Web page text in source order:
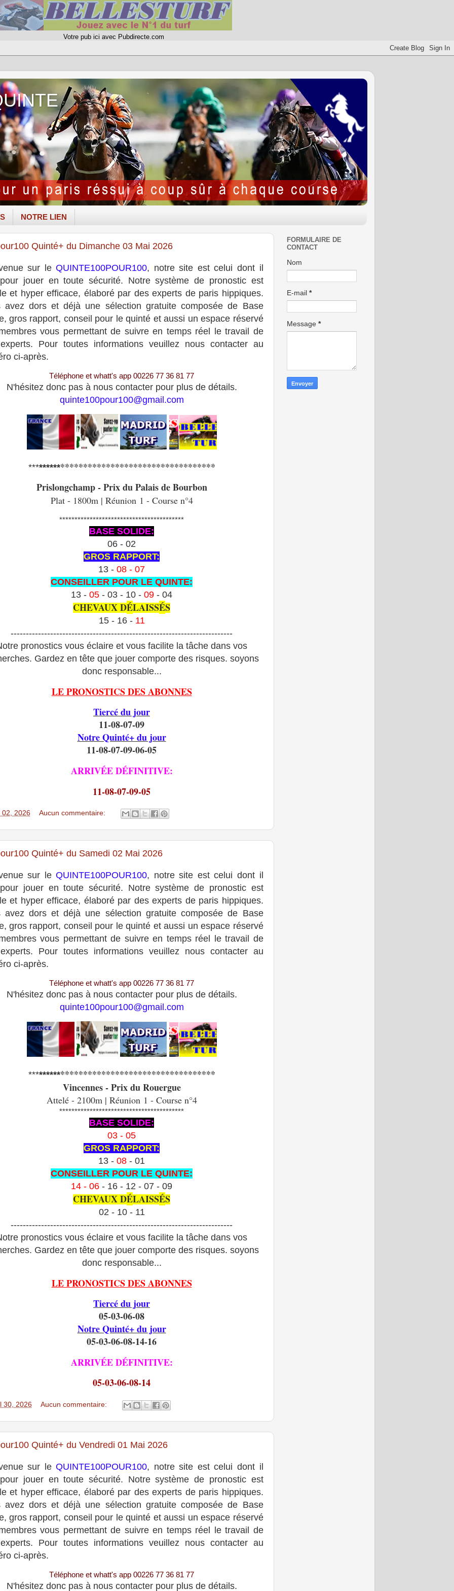
Votre pub ici avec Pubdirecte.com
NOTRE LIEN
Quinté+ du Dimanche 03 Mai 2026
sur leQUINTE100POUR100, notre site est celui dont il
jouer en toute sécurité. Notre système de pronostic est
et hyper efficace, élaboré par des experts de paris hippiques.
avez dors et déjà une sélection gratuite composée de Base
gros rapport, conseil pour le quinté et aussi un espace réservé
vous permettant de suivre en temps réel le travail de
Pour toutes informations veuillez nous contacter au
ci-après.
Téléphone et whatt's app 00226 77 36 81 77
N'hésitez donc pas à nous contacter pour plus de détails.
quinte100pour100@gmail.com
*******************************************
Prislongchamp - Prix du Palais de Bourbon
Plat - 1800m | Réunion 1 - Course n°4
*****************************************
BASE SOLIDE:
06 - 02
GROS RAPPORT:
13 - 08 - 07
CONSEILLER POUR LE QUINTE:
13 - 05 - 03 - 10 - 09 - 04
CHEVAUX DÉLAISSÉS
15 - 16 - 11
-------------------------------------------------------------------------
pronostics vous éclaire et vous facilite la tâche dans vos
Gardez en tête que jouer comporte des risques. soyons
donc responsable...
LE PRONOSTICS DES ABONNES
Tiercé du jour
11-08-07-09
Notre Quinté+ du jour
11-08-07-09-06-05
ARRIVÉE DÉFINITIVE:
11-08-07-09-05
02, 2026 Aucun commentaire:
Quinté+ du Samedi 02 Mai 2026
sur leQUINTE100POUR100, notre site est celui dont il
jouer en toute sécurité. Notre système de pronostic est
et hyper efficace, élaboré par des experts de paris hippiques.
avez dors et déjà une sélection gratuite composée de Base
gros rapport, conseil pour le quinté et aussi un espace réservé
vous permettant de suivre en temps réel le travail de
Pour toutes informations veuillez nous contacter au
ci-après.
Téléphone et whatt's app 00226 77 36 81 77
N'hésitez donc pas à nous contacter pour plus de détails.
quinte100pour100@gmail.com
*******************************************
Vincennes - Prix du Rouergue
Attelé - 2100m | Réunion 1 - Course n°4
*****************************************
BASE SOLIDE:
03 - 05
GROS RAPPORT:
13 - 08 - 01
CONSEILLER POUR LE QUINTE:
14 - 06 - 16 - 12 - 07 - 09
CHEVAUX DÉLAISSÉS
02 - 10 - 11
-------------------------------------------------------------------------
pronostics vous éclaire et vous facilite la tâche dans vos
Gardez en tête que jouer comporte des risques. soyons
donc responsable...
LE PRONOSTICS DES ABONNES
Tiercé du jour
05-03-06-08
Notre Quinté+ du jour
05-03-06-08-14-16
ARRIVÉE DÉFINITIVE:
05-03-06-08-14
30, 2026 Aucun commentaire:
Quinté+ du Vendredi 01 Mai 2026
sur leQUINTE100POUR100, notre site est celui dont il
jouer en toute sécurité. Notre système de pronostic est
et hyper efficace, élaboré par des experts de paris hippiques.
avez dors et déjà une sélection gratuite composée de Base
gros rapport, conseil pour le quinté et aussi un espace réservé
vous permettant de suivre en temps réel le travail de
Pour toutes informations veuillez nous contacter au
ci-après.
Téléphone et whatt's app 00226 77 36 81 77
N'hésitez donc pas à nous contacter pour plus de détails.
FORMULAIRE DE
CONTACT
Nom
E-mail *
Message *